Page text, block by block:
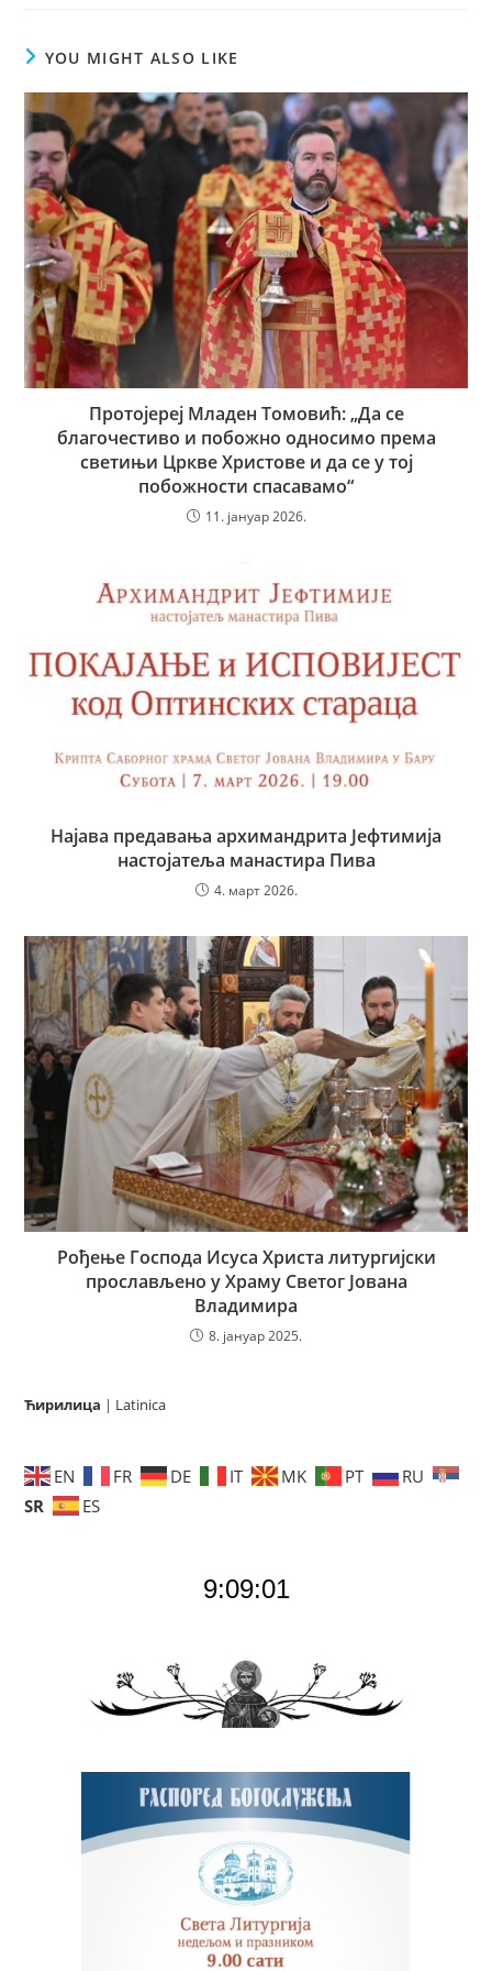
YOU MIGHT ALSO LIKE
Протојереј Младен Томовић: „Да се
благочестиво и побожно односимо према
светињи Цркве Христове и да се у тој
побожности спасавамо“
11. јануар 2026.
Најава предавања архимандрита Јефтимија
настојатеља манастира Пива
4. март 2026.
Рођење Господа Исуса Христа литургијски
прослављено у Храму Светог Јована
Владимира
8. јануар 2025.
Ћирилица | Latinica
EN FR DE IT MK PT
RU
SR
ES
9:09:02